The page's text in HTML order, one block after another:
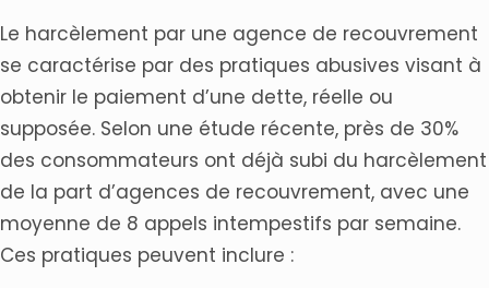
Le harcèlement par une agence de recouvrement
se caractérise par des pratiques abusives visant à
obtenir le paiement d’une dette, réelle ou
supposée. Selon une étude récente, près de 30%
des consommateurs ont déjà subi du harcèlement
de la part d’agences de recouvrement, avec une
moyenne de 8 appels intempestifs par semaine.
Ces pratiques peuvent inclure :